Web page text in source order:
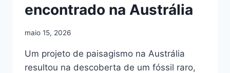
encontrado na Austrália
maio 15, 2026
Um projeto de paisagismo na Austrália
resultou na descoberta de um fóssil raro,